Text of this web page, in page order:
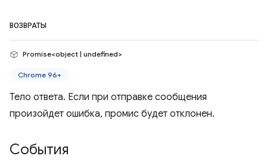
ВОЗВРАТЫ
Promise<object | undefined>
Chrome 96+
Тело ответа. Если при отправке сообщения
произойдет ошибка, промис будет отклонен.
События